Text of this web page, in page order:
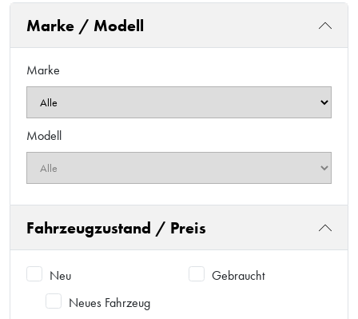
Marke / Modell
Marke
Modell
Fahrzeugzustand / Preis
Neu
Neues Fahrzeug
Gebraucht